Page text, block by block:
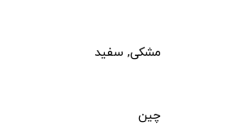
مشکی, سفید
چین